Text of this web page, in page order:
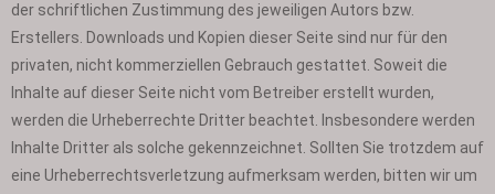
der schriftlichen Zustimmung des jeweiligen Autors bzw.
Erstellers. Downloads und Kopien dieser Seite sind nur für den
privaten, nicht kommerziellen Gebrauch gestattet. Soweit die
Inhalte auf dieser Seite nicht vom Betreiber erstellt wurden,
werden die Urheberrechte Dritter beachtet. Insbesondere werden
Inhalte Dritter als solche gekennzeichnet. Sollten Sie trotzdem auf
eine Urheberrechtsverletzung aufmerksam werden, bitten wir um